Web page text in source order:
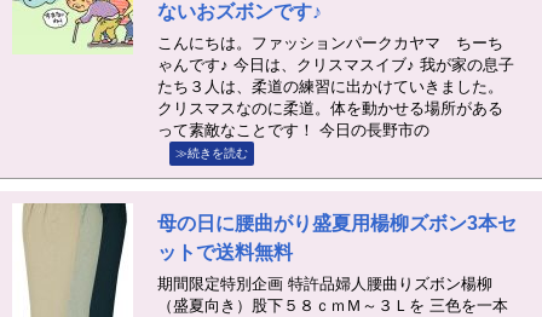
ないおズボンです♪
こんにちは。ファッションパークカヤマ ちーち
ゃんです♪ 今日は、クリスマスイブ♪ 我が家の息子
たち３人は、柔道の練習に出かけていきました。
クリスマスなのに柔道。体を動かせる場所がある
って素敵なことです！ 今日の長野市の
≫続きを読む
母の日に腰曲がり盛夏用楊柳ズボン3本セ
ットで送料無料
期間限定特別企画 特許品婦人腰曲りズボン楊柳
（盛夏向き）股下５８ｃｍＭ～３Ｌを 三色を一本